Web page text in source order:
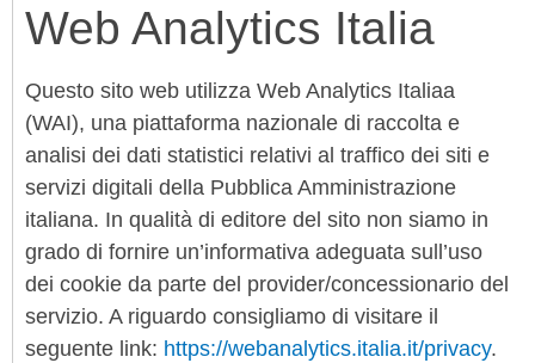
Web Analytics Italia
Questo sito web utilizza Web Analytics Italiaa
(WAI), una piattaforma nazionale di raccolta e
analisi dei dati statistici relativi al traffico dei siti e
servizi digitali della Pubblica Amministrazione
italiana. In qualità di editore del sito non siamo in
grado di fornire un’informativa adeguata sull’uso
dei cookie da parte del provider/concessionario del
servizio. A riguardo consigliamo di visitare il
seguente link: https://webanalytics.italia.it/privacy.